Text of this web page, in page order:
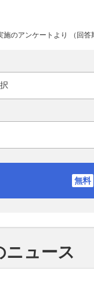
のアンケートより （回答
ニュース